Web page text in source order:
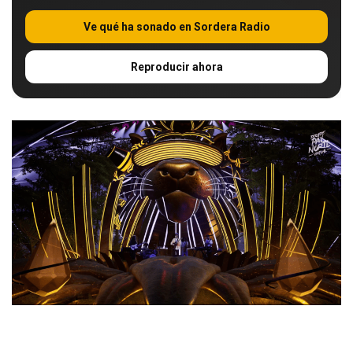
Ve qué ha sonado en Sordera Radio
Reproducir ahora